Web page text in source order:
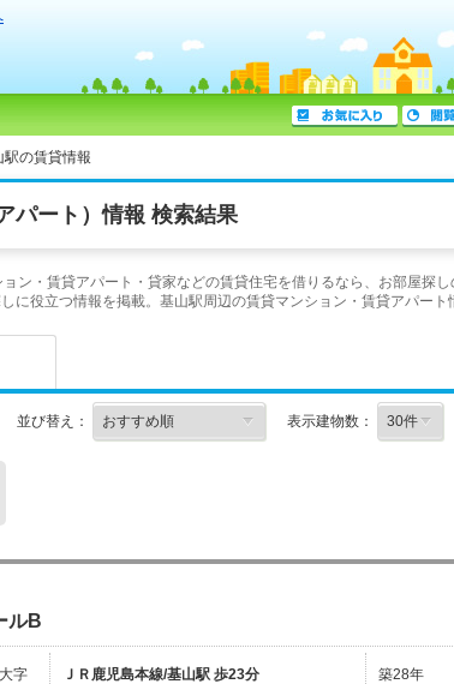
駅の賃貸情報
パート）情報 検索結果
ン・賃貸アパート・貸家などの賃貸住宅を借りるなら、お部屋探
に役立つ情報を掲載。基山駅周辺の賃貸マンション・賃貸アパート
並び替え： 表示建物数：
ルB
字
ＪＲ鹿児島本線/基山駅 歩23分
築28年